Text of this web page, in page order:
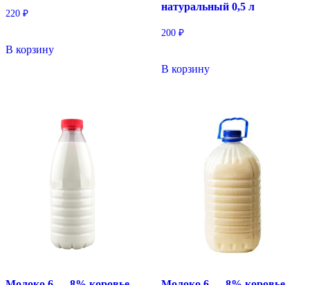
220 ₽
В корзину
натуральный 0,5 л
200 ₽
В корзину